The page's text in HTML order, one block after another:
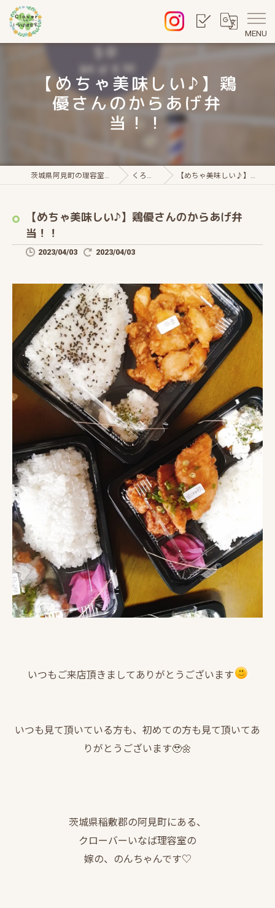
MENU
【めちゃ美味しい♪】鶏
優さんのからあげ弁
当！！
茨城県阿見町の理容室・クローバー いなば理容室 くろーばー通信 【めちゃ美味しい♪】鶏優さんのからあげ弁当！！
【めちゃ美味しい♪】鶏優さんのからあげ弁
当！！
2023/04/03 2023/04/03
いつもご来店頂きましてありがとうございます
いつも見て頂いている方も、初めての方も見て頂いてあ
りがとうございます🥹🌼
茨城県稲敷郡の阿見町にある、
クローバーいなば理容室の
嫁の、のんちゃんです♡